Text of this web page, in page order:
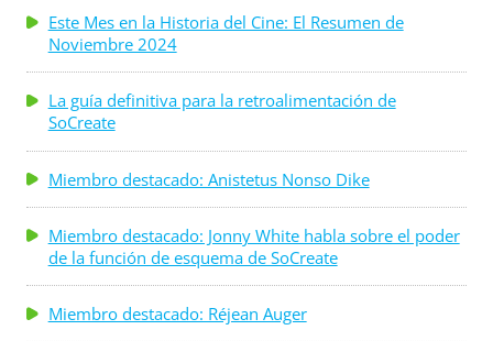
Este Mes en la Historia del Cine: El Resumen de
Noviembre 2024
La guía definitiva para la retroalimentación de
SoCreate
Miembro destacado: Anistetus Nonso Dike
Miembro destacado: Jonny White habla sobre el poder
de la función de esquema de SoCreate
Miembro destacado: Réjean Auger